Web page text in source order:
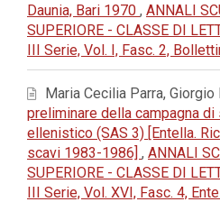
Daunia, Bari 1970 , ANNALI
SUPERIORE - CLASSE DI
III Serie, Vol. I, Fasc. 2,
Maria Cecilia Parra, Giorgio
preliminare della campagna
ellenistico (SAS 3) [Entella.
scavi 1983-1986] , ANNALI
SUPERIORE - CLASSE DI
III Serie, Vol. XVI, Fasc. 4,